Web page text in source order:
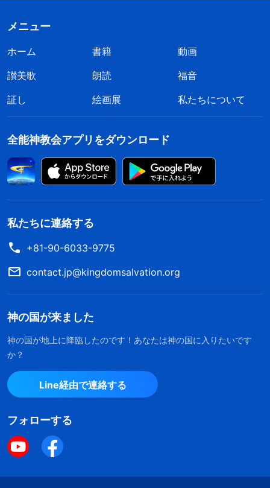
メニュー
ホーム 書籍
動画
讃美歌
朗読
福音
証し
絵画展 私たちについて
全能神教会アプリをダウンロード
私たちに連絡する
+81-90-6033-9775
contact.jp@kingdomsalvation.org
神の国が来ました
神の国が地上に降臨したのです！あなたは神の国に入りたいです
か？
Line経由で連絡する
フォローする